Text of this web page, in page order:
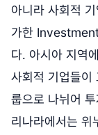
아니라 사회적
가한
다. 아시아 지역
사회적 기업들
룹으로 나뉘어
리나라에서는 위